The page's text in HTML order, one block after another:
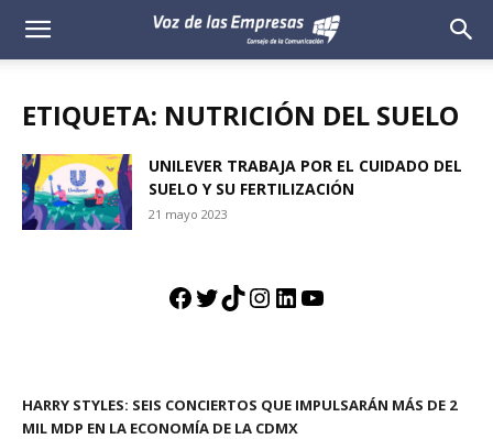
Voz
Empresas
ETIQUETA: NUTRICIÓN DEL SUELO
UNILEVER TRABAJA POR EL CUIDADO DEL
SUELO Y SU FERTILIZACIÓN
21 mayo 2023
Facebook
Twitter
TikTok
Instagram
LinkedIn
YouTube
HARRY STYLES: SEIS CONCIERTOS QUE IMPULSARÁN MÁS DE 2
MIL MDP EN LA ECONOMÍA DE LA CDMX